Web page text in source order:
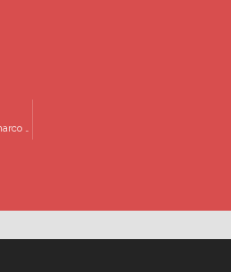
Comunicado emitido en el marco de la inauguración del Mundial de Fútbol